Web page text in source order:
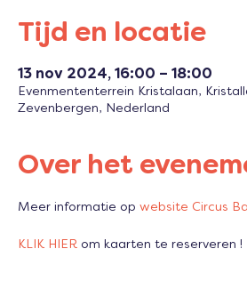
Tijd en locatie
13 nov 2024, 16:00 – 18:00
Evenmententerrein Kristalaan,
Zevenbergen, Nederland
Over het
Meer informatie op website Circus
KLIK HIER om kaarten te reserveren !